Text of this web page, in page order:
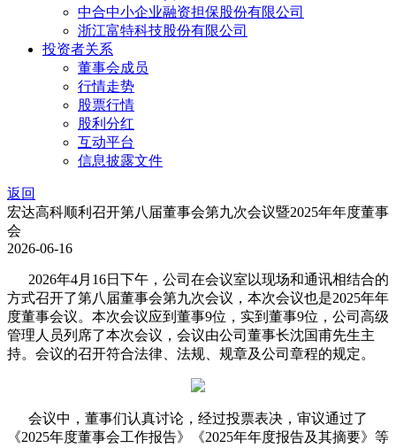
中合中小企业融资担保股份有限公司
浙江富特科技股份有限公司
投资者关系
董事会成员
行情走势
股票行情
股利分红
互动平台
信息披露文件
返回
宏达高科顺利召开第八届董事会第九次会议暨2025年年度董事
会
2026-06-16
2026年4月16日下午，公司在会议室以现场和通讯相结合的
方式召开了第八届董事会第九次会议，本次会议也是2025年年
度董事会议。本次会议应到董事9位，实到董事9位，公司高级
管理人员列席了本次会议，会议由公司董事长沈国甫先生主
持。会议的召开符合法律、法规、规章及公司章程的规定。
会议中，董事们认真讨论，经过投票表决，审议通过了
《2025年度董事会工作报告》《2025年年度报告及其摘要》等